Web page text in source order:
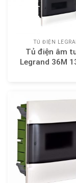
TỦ ĐIỆN
Tủ điện âm
Legrand 36M